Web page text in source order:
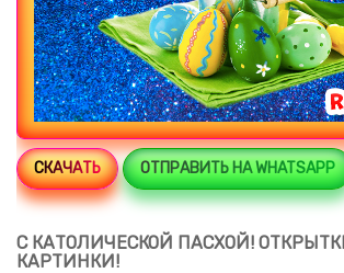
СКАЧАТЬ ОТПРАВИТЬ НА WHATSAPP
С КАТОЛИЧЕСКОЙ ПАСХОЙ!
КАРТИНКИ!